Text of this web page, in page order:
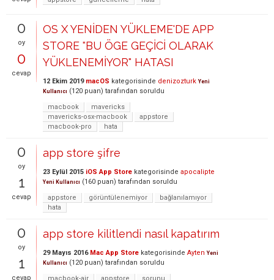
0
oy
0
cevap
OS X YENİDEN YÜKLEME'DE APP
STORE "BU ÖGE GEÇİCİ OLARAK
YÜKLENEMİYOR" HATASI
12 Ekim 2019 macOS kategorisinde denizozturk Yeni
Kullanıcı (120 puan) tarafından soruldu
macbook
mavericks
mavericks-osx-macbook
appstore
macbook-pro
hata
0
oy
1
cevap
app store şifre
23 Eylül 2015 iOS App Store kategorisinde apocalipte
Yeni Kullanıcı (160 puan) tarafından soruldu
appstore
görüntülenemiyor
bağlanılamıyor
hata
0
oy
1
cevap
app store kilitlendi nasıl kapatırım
29 Mayıs 2016 Mac App Store kategorisinde Ayten Yeni
Kullanıcı (120 puan) tarafından soruldu
macbook-air
appstore sorunu